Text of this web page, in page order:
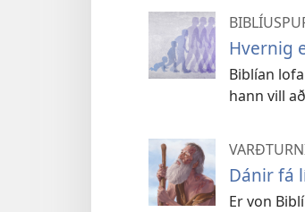
Hvernig
Biblían
hann vill
Dánir fá
Er von